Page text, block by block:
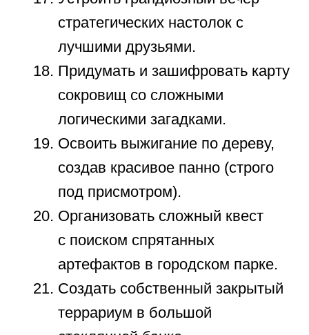
стихотворение.
Изучить историю своего родного
города и провести для
экскурсию.
Провести день, стараясь делать
встречному знакомому.
Самостоятельно спланировать
костюмированную вечеринку
для друзей.
Ошибки родителей
при организации
досуга ребенка
Изучая многочисленные варианты